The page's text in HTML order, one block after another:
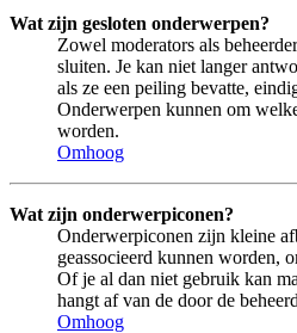
Wat zijn gesloten onderwerpen?
Zowel moderators als
sluiten. Je kan niet langer
als ze een peiling bevatte,
Onderwerpen kunnen om
worden.
Omhoog
Wat zijn onderwerpiconen?
Onderwerpiconen zijn kleine
geassocieerd kunnen worden,
Of je al dan niet gebruik kan
hangt af van de door de
Omhoog